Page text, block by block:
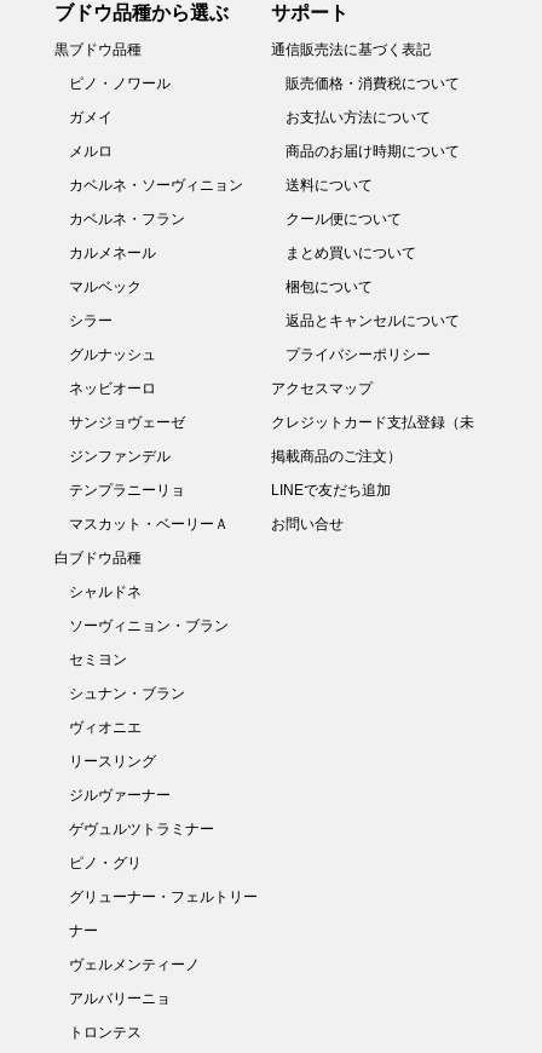
ブドウ品種から選ぶ
黒ブドウ品種
ピノ・ノワール
ガメイ
メルロ
カベルネ・ソーヴィニョン
カベルネ・フラン
カルメネール
マルベック
シラー
グルナッシュ
ネッビオーロ
サンジョヴェーゼ
ジンファンデル
テンプラニーリョ
マスカット・ベーリーＡ
白ブドウ品種
シャルドネ
ソーヴィニョン・ブラン
セミヨン
シュナン・ブラン
ヴィオニエ
リースリング
ジルヴァーナー
ゲヴュルツトラミナー
ピノ・グリ
グリューナー・フェルトリー
ナー
ヴェルメンティーノ
アルバリーニョ
トロンテス
サポート
通信販売法に基づく表記
販売価格・消費税について
お支払い方法について
商品のお届け時期について
送料について
クール便について
まとめ買いについて
梱包について
返品とキャンセルについて
プライバシーポリシー
アクセスマップ
クレジットカード支払登録（未
掲載商品のご注文）
LINEで友だち追加
お問い合せ